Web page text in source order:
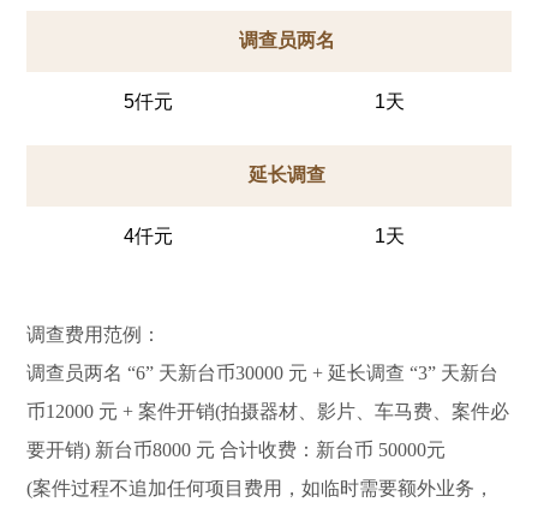
调查员两名
5仟元 1天
延长调查
4仟元 1天
调查费用范例：
调查员两名 “6” 天新台币30000 元 + 延长调查 “3” 天新台
币12000 元 + 案件开销(拍摄器材、影片、车马费、案件必
要开销) 新台币8000 元 合计收费：新台币 50000元
(案件过程不追加任何项目费用，如临时需要额外业务，